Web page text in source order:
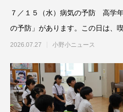
７／１５（水）病気の予防 高学
の予防」があります。この日は、
いて、学校薬剤師の方
2026.07.27 小野小ニュース